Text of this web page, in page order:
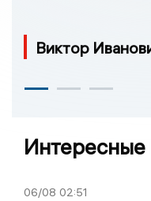
Виктор
Интересные
06/08 02:51